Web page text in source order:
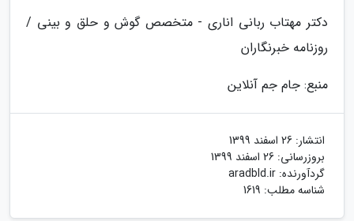
دکتر مهتاب ربانی اناری - متخصص گوش و حلق و بینی /
روزنامه خبرنگاران
منبع: جام جم آنلاین
انتشار: 26 اسفند 1399
بروزرسانی: 26 اسفند 1399
گردآورنده: aradbld.ir
شناسه مطلب: 1619